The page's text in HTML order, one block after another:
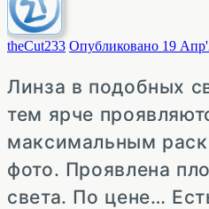
theCut233 Опубликовано 19
Линза в подобных
тем ярче
максимальным
фото. Проявлена
света. По цене…